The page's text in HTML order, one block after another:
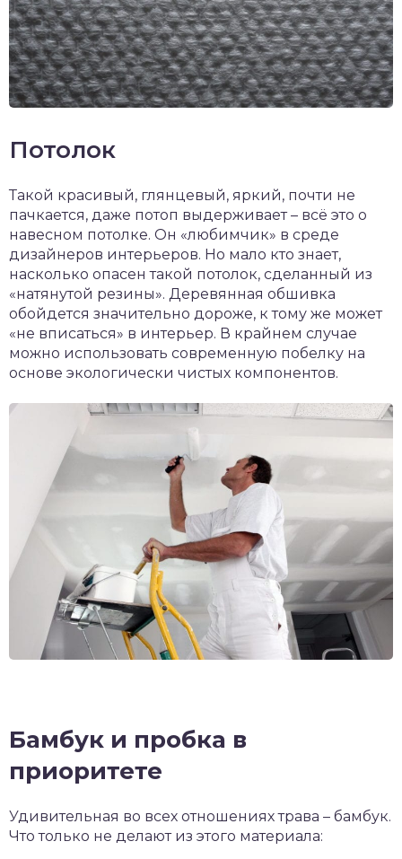
Потолок
Такой красивый, глянцевый, яркий, почти не
пачкается, даже потоп выдерживает – всё это о
навесном потолке. Он «любимчик» в среде
дизайнеров интерьеров. Но мало кто знает,
насколько опасен такой потолок, сделанный из
«натянутой резины». Деревянная обшивка
обойдется значительно дороже, к тому же может
«не вписаться» в интерьер. В крайнем случае
можно использовать современную побелку на
основе экологически чистых компонентов.
Бамбук и пробка в
приоритете
Удивительная во всех отношениях трава – бамбук.
Что только не делают из этого материала: